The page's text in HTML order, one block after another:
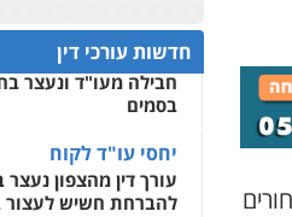
פלילי פשיעה
אדם
0527448141
חליל ביאדי –
עורכי דין
פלילי דיני
וחקירות
0522508109
אחסון אתרים
לעורכי דין
חדשות עורכי דין
חפץ חשוד
עצור בתיק ניסיון רצח
חבילה מעו"ד ונעצר
בסמים
יחסי עו"ד לקוח
עורך דין מהצפון
להברחת חשיש לעצור